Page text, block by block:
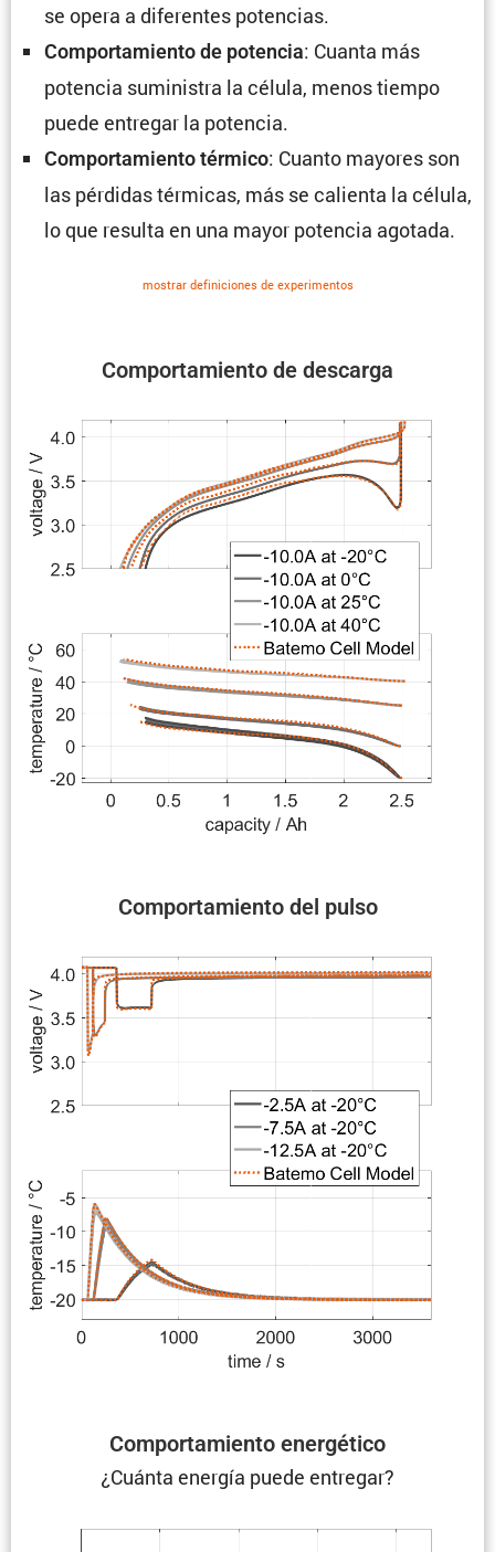
Compor­ta­miento de descarga
se opera a diferentes potencias.
Compor­ta­miento de potencia: Cuanta más
potencia suministra la célula, menos tiempo
puede entregar la potencia.
Compor­ta­miento térmico: Cuanto mayores son
las pérdidas térmicas, más se calienta la célula,
lo que resulta en una mayor potencia agotada.
Compor­ta­miento del pulso
mostrar defini­ciones de experi­mentos
Compor­ta­miento energético
¿Cuánta energía puede entregar?